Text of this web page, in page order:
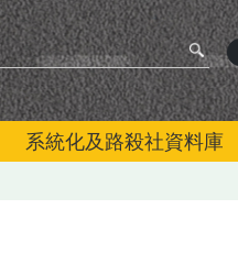
系統化及路殺社資料庫